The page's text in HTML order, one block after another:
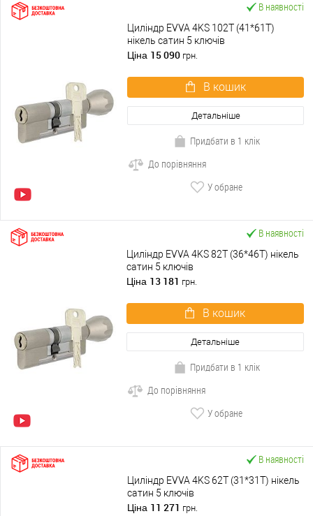
В наявності
Циліндр EVVA 4KS 102T (41*61T)
нікель сатин 5 ключів
Ціна 15 090 грн.
В кошик
Детальніше
Придбати в 1 клік
До порівняння
У обране
В наявності
Циліндр EVVA 4KS 82T (36*46T) нікель
сатин 5 ключів
Ціна 13 181 грн.
В кошик
Детальніше
Придбати в 1 клік
До порівняння
У обране
В наявності
Циліндр EVVA 4KS 62T (31*31T) нікель
сатин 5 ключів
Ціна 11 271 грн.